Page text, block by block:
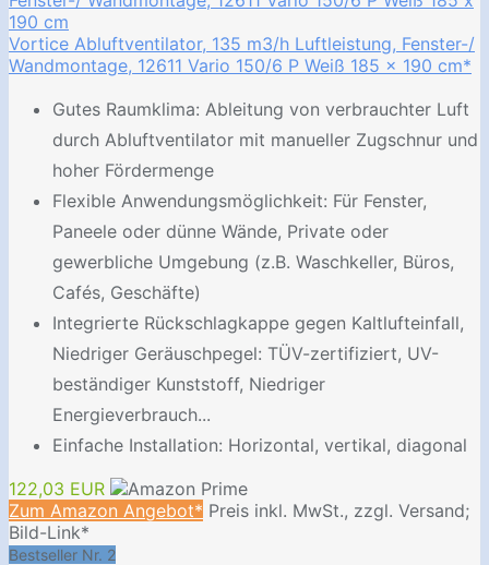
Vortice Abluftventilator, 135 m3/h Luftleistung, Fenster-/
Wandmontage, 12611 Vario 150/6 P Weiß 185 x 190 cm*
Gutes Raumklima: Ableitung von verbrauchter Luft
durch Abluftventilator mit manueller Zugschnur und
hoher Fördermenge
Flexible Anwendungsmöglichkeit: Für Fenster,
Paneele oder dünne Wände, Private oder
gewerbliche Umgebung (z.B. Waschkeller, Büros,
Cafés, Geschäfte)
Integrierte Rückschlagkappe gegen Kaltlufteinfall,
Niedriger Geräuschpegel: TÜV-zertifiziert, UV-
beständiger Kunststoff, Niedriger
Energieverbrauch...
Einfache Installation: Horizontal, vertikal, diagonal
122,03 EUR
Zum Amazon Angebot* Preis inkl. MwSt., zzgl. Versand;
Bild-Link*
Bestseller Nr. 2